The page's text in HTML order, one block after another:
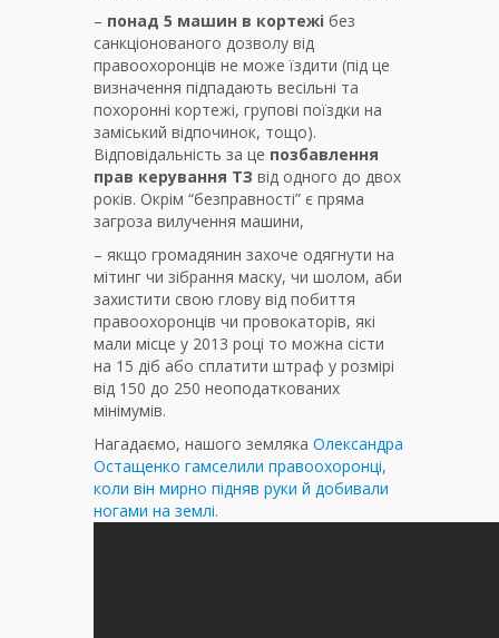
– понад 5 машин в кортежі без
санкціонованого дозволу від
правоохоронців не може їздити (під це
визначення підпадають весільні та
похоронні кортежі, групові поїздки на
заміський відпочинок, тощо).
Відповідальність за це позбавлення
прав керування ТЗ від одного до двох
років. Окрім “безправності” є пряма
загроза вилучення машини,
– якщо громадянин захоче одягнути на
мітинг чи зібрання маску, чи шолом, аби
захистити свою глову від побиття
правоохоронців чи провокаторів, які
мали місце у 2013 році то можна сісти
на 15 діб або сплатити штраф у розмірі
від 150 до 250 неоподаткованих
мінімумів.
Нагадаємо, нашого земляка Олександра
Остащенко гамселили правоохоронці,
коли він мирно підняв руки й добивали
ногами на землі.